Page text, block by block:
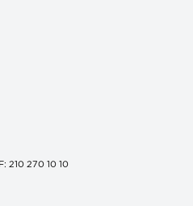
210 270 10 10